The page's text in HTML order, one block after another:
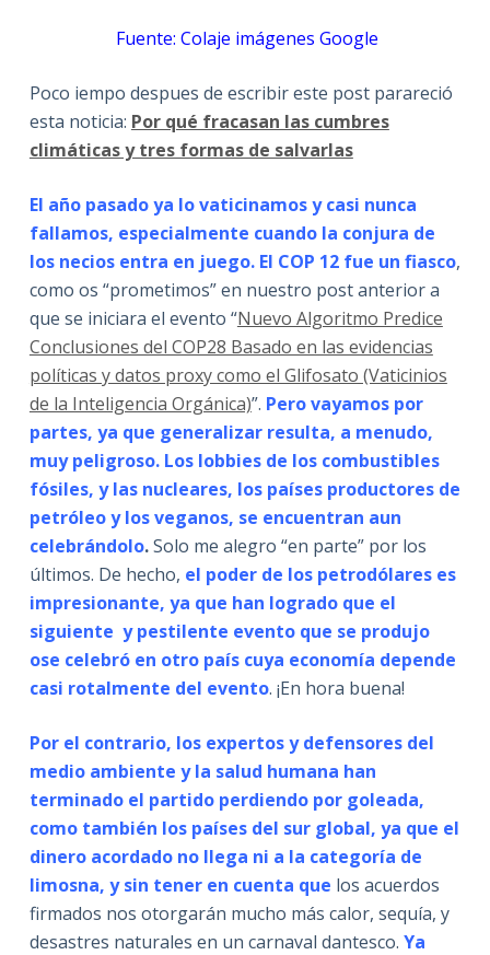
Fuente: Colaje imágenes Google
Poco iempo despues de escribir este post parareció
esta noticia: Por qué fracasan las cumbres
climáticas y tres formas de salvarlas
El año pasado ya lo vaticinamos y casi nunca
fallamos, especialmente cuando la conjura de
los necios entra en juego. El COP 12 fue un fiasco,
como os “prometimos” en nuestro post anterior a
que se iniciara el evento “Nuevo Algoritmo Predice
Conclusiones del COP28 Basado en las evidencias
políticas y datos proxy como el Glifosato (Vaticinios
de la Inteligencia Orgánica)”. Pero vayamos por
partes, ya que generalizar resulta, a menudo,
muy peligroso. Los lobbies de los combustibles
fósiles, y las nucleares, los países productores de
petróleo y los veganos, se encuentran aun
celebrándolo.Solo me alegro “en parte” por los
últimos. De hecho, el poder de los petrodólares es
impresionante, ya que han logrado que el
siguiente y pestilente evento que se produjo
ose celebró en otro país cuya economía depende
casi rotalmente del evento. ¡En hora buena!
Por el contrario, los expertos y defensores del
medio ambiente y la salud humana han
terminado el partido perdiendo por goleada,
como también los países del sur global, ya que el
dinero acordado no llega ni a la categoría de
limosna, y sin tener en cuenta que los acuerdos
firmados nos otorgarán mucho más calor, sequía, y
desastres naturales en un carnaval dantesco. Ya